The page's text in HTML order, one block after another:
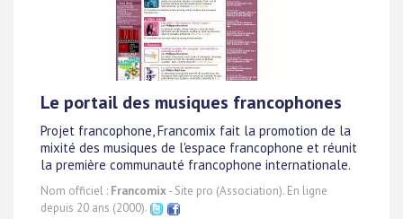
Le portail des musiques francophones
Projet francophone, Francomix fait la promotion de la
mixité des musiques de l'espace francophone et réunit
la première communauté francophone internationale.
Nom officiel : Francomix- Site pro (Association). En ligne
depuis 20 ans (2000).